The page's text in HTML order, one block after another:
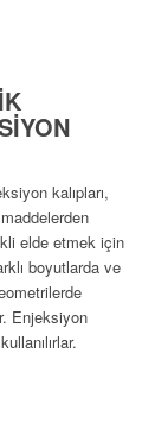
kalıpları,
elde etmek için
boyutlarda ve
Enjeksiyon